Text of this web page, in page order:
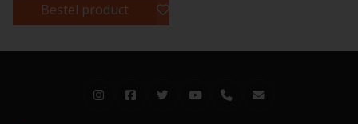
Bestel product